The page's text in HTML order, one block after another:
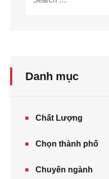
Danh mục
Chất Lượng
Chọn thành phố
Chuyên ngành